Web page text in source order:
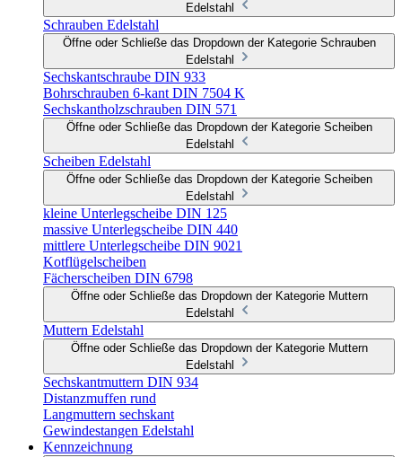
Edelstahl
Schrauben Edelstahl
Öffne oder Schließe das Dropdown der Kategorie Schrauben
Edelstahl
Sechskantschraube DIN 933
Bohrschrauben 6-kant DIN 7504 K
Sechskantholzschrauben DIN 571
Öffne oder Schließe das Dropdown der Kategorie Scheiben
Edelstahl
Scheiben Edelstahl
Öffne oder Schließe das Dropdown der Kategorie Scheiben
Edelstahl
kleine Unterlegscheibe DIN 125
massive Unterlegscheibe DIN 440
mittlere Unterlegscheibe DIN 9021
Kotflügelscheiben
Fächerscheiben DIN 6798
Öffne oder Schließe das Dropdown der Kategorie Muttern
Edelstahl
Muttern Edelstahl
Öffne oder Schließe das Dropdown der Kategorie Muttern
Edelstahl
Sechskantmuttern DIN 934
Distanzmuffen rund
Langmuttern sechskant
Gewindestangen Edelstahl
Kennzeichnung